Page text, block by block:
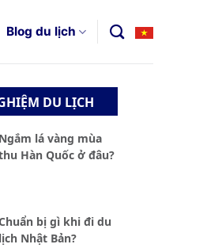
Blog du lịch
DU LỊCH
Ngắm lá vàng mùa
Hàn Quốc ở đâu?
bị gì khi đi du
lịch Nhật Bản?